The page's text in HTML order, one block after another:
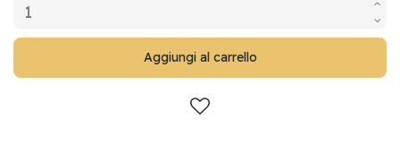
Aggiungi al carrello